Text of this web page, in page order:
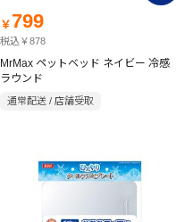
￥ 799
税込￥878
MrMax ペットベッド ネイビー 冷感
ラウンド
通常配送 / 店舗受取